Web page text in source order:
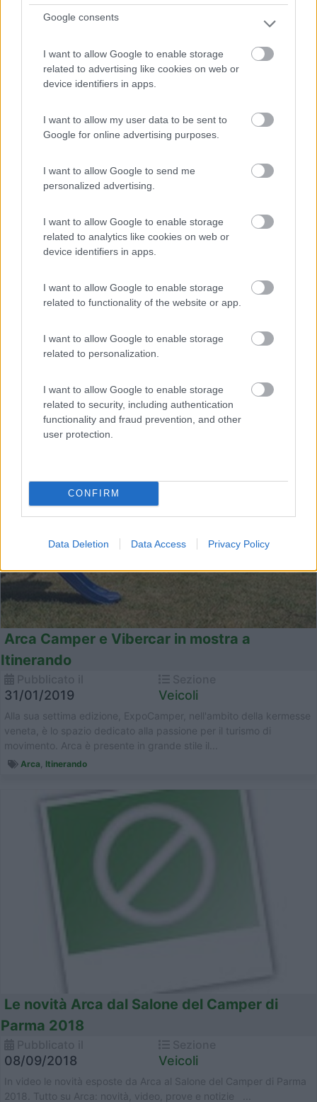
Google consents
I want to allow Google to enable storage
related to advertising like cookies on web or
device identifiers in apps.
I want to allow my user data to be sent to
Google for online advertising purposes.
I want to allow Google to send me
personalized advertising.
I want to allow Google to enable storage
related to analytics like cookies on web or
device identifiers in apps.
I want to allow Google to enable storage
related to functionality of the website or app.
I want to allow Google to enable storage
related to personalization.
I want to allow Google to enable storage
related to security, including authentication
functionality and fraud prevention, and other
user protection.
CONFIRM
Data Deletion Data Access Privacy Policy
In video le novità esposte da Arca al Salone del Camper di Parma
2019. Tutto su Arca: novità, video, prove e notizie ...
, Salone del Camper,CamperOnLine TV
Arca al Salone del Camper 2019 a Parma
Arca sarà presente al Salone del Camper di Parma con le novità
Arca Camper e Vibercar in mostra a
Itinerando
31/01/2019 Veicoli
Alla sua settima edizione, ExpoCamper, nell'ambito della kermesse
veneta, è lo spazio dedicato alla passione per il turismo di
movimento. Arca è presente in grande stile il...
Arca Itinerando
Le novità Arca dal Salone del Camper di
Parma 2018
08/09/2018 Veicoli
In video le novità esposte da Arca al Salone del Camper di Parma
2018. Tutto su Arca: novità, video, prove e notizie ...